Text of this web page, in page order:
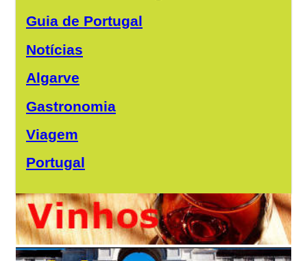
Guia de Portugal
Notícias
Algarve
Gastronomia
Viagem
Portugal